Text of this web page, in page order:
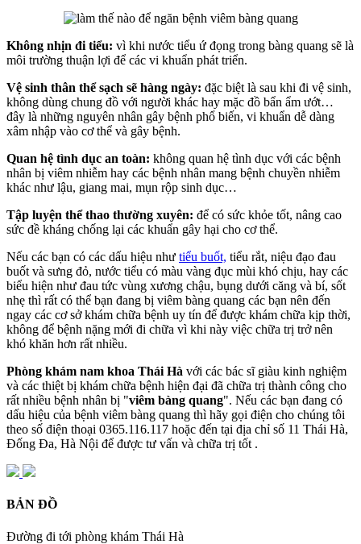
Không nhịn đi tiểu: vì khi nước tiểu ứ đọng trong bàng quang sẽ là
môi trường thuận lợi để các vi khuẩn phát triển.
Vệ sinh thân thể sạch sẽ hàng ngày: đặc biệt là sau khi đi vệ sinh,
không dùng chung đồ với người khác hay mặc đồ bẩn ẩm ướt…
đây là những nguyên nhân gây bệnh phổ biến, vi khuẩn dễ dàng
xâm nhập vào cơ thể và gây bệnh.
Quan hệ tình dục an toàn: không quan hệ tình dục với các bệnh
nhân bị viêm nhiễm hay các bệnh nhân mang bệnh chuyền nhiễm
khác như lậu, giang mai, mụn rộp sinh dục…
Tập luyện thể thao thường xuyên: để có sức khỏe tốt, nâng cao
sức đề kháng chống lại các khuẩn gây hại cho cơ thể.
Nếu các bạn có các dấu hiệu như tiểu buốt, tiểu rắt, niệu đạo đau
buốt và sưng đỏ, nước tiểu có màu vàng đục mùi khó chịu, hay các
biểu hiện như đau tức vùng xương chậu, bụng dưới căng và bí, sốt
nhẹ thì rất có thể bạn đang bị viêm bàng quang các bạn nên đến
ngay các cơ sở khám chữa bệnh uy tín để được khám chữa kịp thời,
không để bệnh nặng mới đi chữa vì khi này việc chữa trị trở nên
khó khăn hơn rất nhiều.
Phòng khám nam khoa Thái Hà với các bác sĩ giàu kinh nghiệm
và các thiệt bị khám chữa bệnh hiện đại đã chữa trị thành công cho
rất nhiều bệnh nhân bị "viêm bàng quang". Nếu các bạn đang có
dấu hiệu của bệnh viêm bàng quang thì hãy gọi điện cho chúng tôi
theo số điện thoại 0365.116.117 hoặc đến tại địa chỉ số 11 Thái Hà,
Đống Đa, Hà Nội để được tư vấn và chữa trị tốt .
BẢN ĐỒ
Đường đi tới phòng khám Thái Hà